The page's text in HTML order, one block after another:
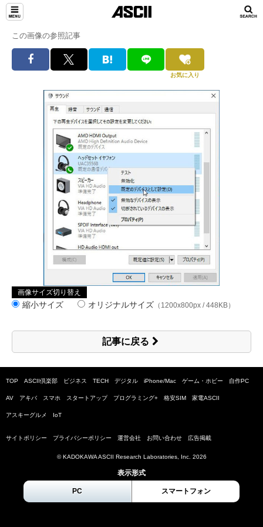
この画像の参照記事
お気に入り
画像サイズ切り替え
縮小サイズ オリジナルサイズ （1200x800px / 448KB）
記事に戻る
TOP ASCII倶楽部 ビジネス TECH デジタル iPhone/Mac ゲーム・ホビー 自作PC
AV アキバ スマホ スタートアップ プログラミング+ 格安SIM 家電ASCII
アスキーグルメ IoT
サイトポリシー プライバシーポリシー 運営会社 お問い合わせ 広告掲載
© KADOKAWA ASCII Research Laboratories, Inc. 2026
表示形式
PC スマートフォン